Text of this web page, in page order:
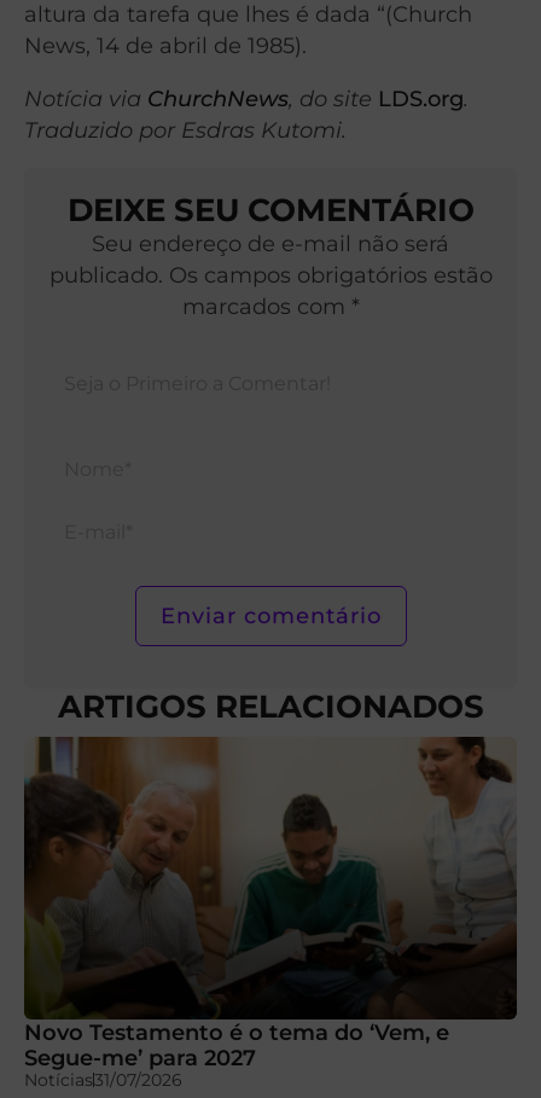
altura da tarefa que lhes é dada “(Church
News, 14 de abril de 1985).
Notícia via ChurchNews, do site LDS.org.
Traduzido por Esdras Kutomi.
DEIXE SEU COMENTÁRIO
Seu endereço de e-mail não será
publicado. Os campos obrigatórios estão
marcados com *
ARTIGOS RELACIONADOS
Novo Testamento é o tema do ‘Vem, e
Segue-me’ para 2027
Notícias31/07/2026